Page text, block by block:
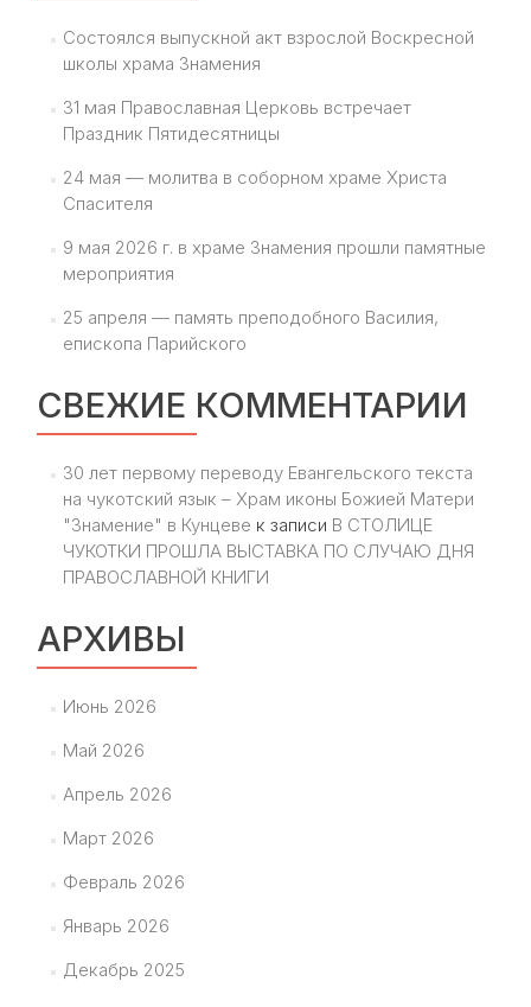
Состоялся выпускной акт взрослой Воскресной
школы храма Знамения
31 мая Православная Церковь встречает
Праздник Пятидесятницы
24 мая — молитва в соборном храме Христа
Спасителя
9 мая 2026 г. в храме Знамения прошли памятные
мероприятия
25 апреля — память преподобного Василия,
епископа Парийского
СВЕЖИЕ КОММЕНТАРИИ
30 лет первому переводу Евангельского текста
на чукотский язык – Храм иконы Божией Матери
"Знамение" в Кунцеве к записи В СТОЛИЦЕ
ЧУКОТКИ ПРОШЛА ВЫСТАВКА ПО СЛУЧАЮ ДНЯ
ПРАВОСЛАВНОЙ КНИГИ
АРХИВЫ
Июнь 2026
Май 2026
Апрель 2026
Март 2026
Февраль 2026
Январь 2026
Декабрь 2025